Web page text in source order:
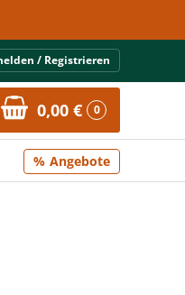
/ Registrieren
0,00 € 0
Angebote